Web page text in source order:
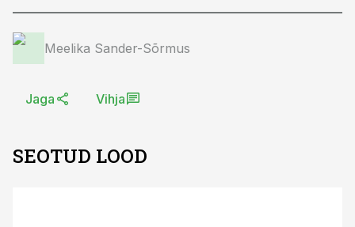
Meelika Sander-Sõrmus
Jaga Vihja
SEOTUD LOOD